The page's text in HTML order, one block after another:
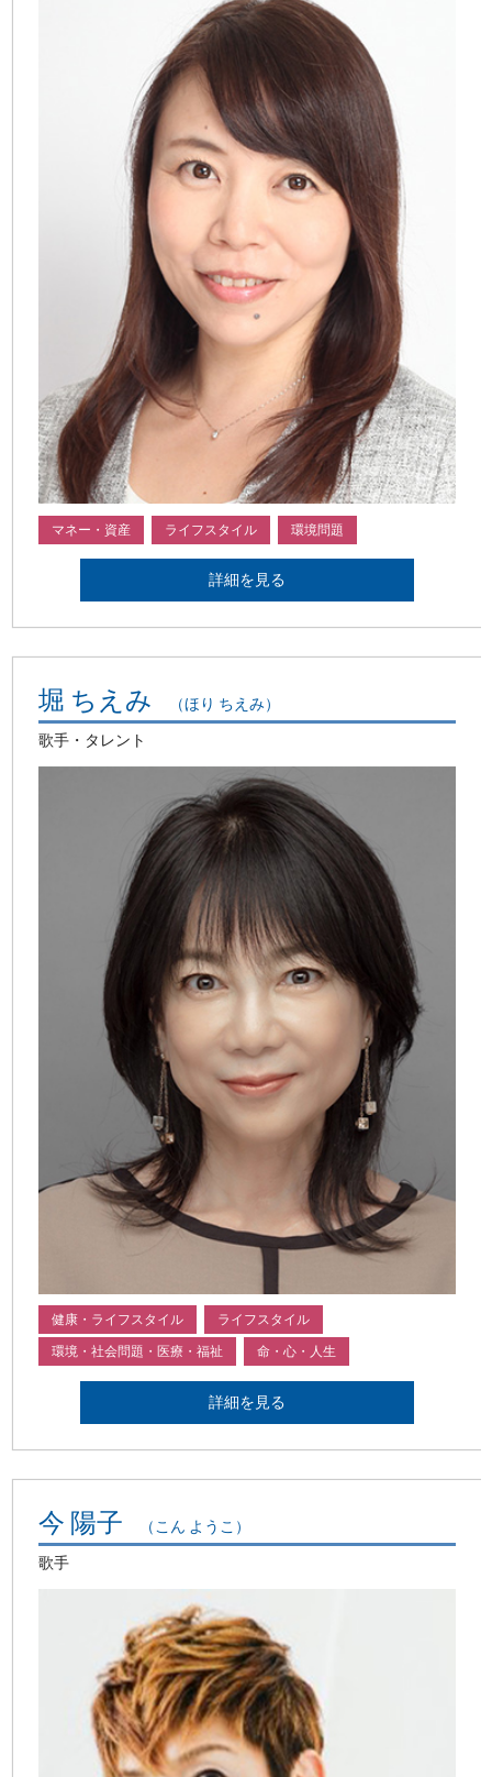
マネー・資産 ライフスタイル 環境問題
詳細を見る
堀 ちえみ （ほり ちえみ）
歌手・タレント
健康・ライフスタイル ライフスタイル
環境・社会問題・医療・福祉 命・心・人生
詳細を見る
今 陽子 （こん ようこ）
歌手